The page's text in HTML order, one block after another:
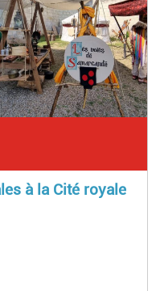
à la Cité royale